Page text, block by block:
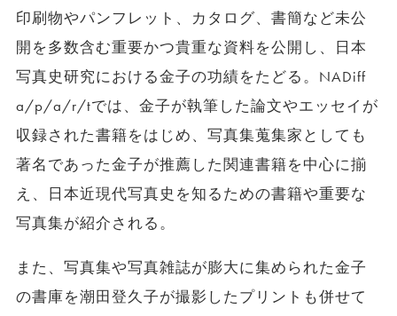
印刷物やパンフレット、カタログ、書簡など未公
開を多数含む重要かつ貴重な資料を公開し、⽇本
写真史研究における金子の功績をたどる。NADiff
a/p/a/r/tでは、⾦⼦が執筆した論⽂やエッセイが
収録された書籍をはじめ、写真集蒐集家としても
著名であった⾦⼦が推薦した関連書籍を中⼼に揃
え、⽇本近現代写真史を知るための書籍や重要な
写真集が紹介される。
また、写真集や写真雑誌が膨大に集められた金子
の書庫を潮⽥登久⼦が撮影したプリントも併せて